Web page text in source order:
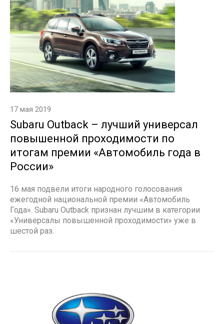
17 мая 2019
Subaru Outback – лучший универсал
повышенной проходимости по
итогам премии «Автомобиль года в
России»
16 мая подвели итоги народного голосования
ежегодной национальной премии «Автомобиль
Года». Subaru Outback признан лучшим в категории
«Универсалы повышенной проходимости» уже в
шестой раз.